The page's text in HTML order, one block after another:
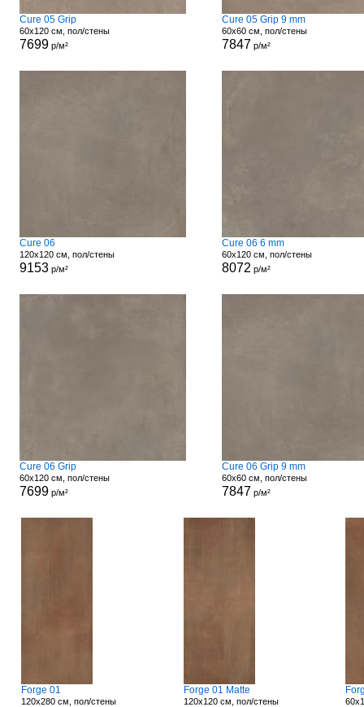
Cure 05 Grip
60x120 см, пол/стены
7699р/м²
Cure 05 Grip 9 mm
60x60 см, пол/стены
7847 р/м²
Cure 06
120x120 см, пол/стены
9153р/м²
Cure 06 6 mm
60x120 см, пол/стены
8072 р/м²
Cure 06 Grip
60x120 см, пол/стены
7699р/м²
Cure 06 Grip 9 mm
60x60 см, пол/стены
7847 р/м²
Forge 01
120x280 см, пол/стены
Forge 01 Matte
120x120 см, пол/стены